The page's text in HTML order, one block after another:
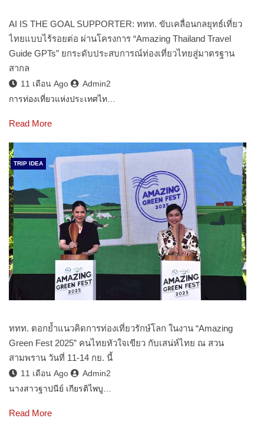
AI IS THE GOAL SUPPORTER: ททท. ขับเคลื่อนกลยุทธ์เที่ยว
ไทยแบบไร้รอยต่อ ผ่านโครงการ “Amazing Thailand Travel
Guide GPTs” ยกระดับประสบการณ์ท่องเที่ยวไทยสู่มาตรฐาน
สากล
11 เดือน Ago
Admin2
การท่องเที่ยวแห่งประเทศไท…
Read More
TRIP IDEA
ททท. ตอกย้ำแนวคิดการท่องเที่ยวรักษ์โลก ในงาน “Amazing
Green Fest 2025” คนไทยหัวใจเขียว กับเสน่ห์ไทย ณ สวน
สามพราน วันที่ 11-14 กย. นี้
11 เดือน Ago
Admin2
นางสาวฐาปนีย์ เกียรติไพบู…
Read More